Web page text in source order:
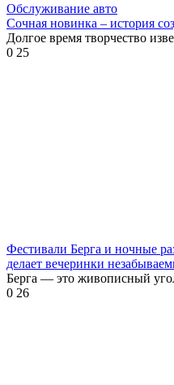
Обслуживание авто
Сочная новинка – история
Долгое время творчество
0 25
Фестивали Берга и ночные
делает вечеринки
Берга — это живописный
0 26